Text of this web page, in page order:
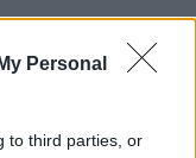
Personal
to third parties, or